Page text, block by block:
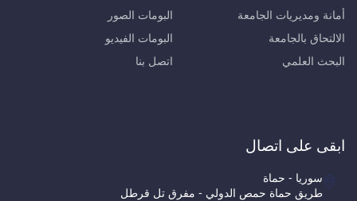
أمانة ومديريات الجامعة
الالتحاق بالجامعة
البحث العلمي
البومات الصور
البومات الفيديو
اتصل بنا
ابقى على اتصال
سوريا - حماة
طريق حماة حمص الدولي - مفرق تل قرطل